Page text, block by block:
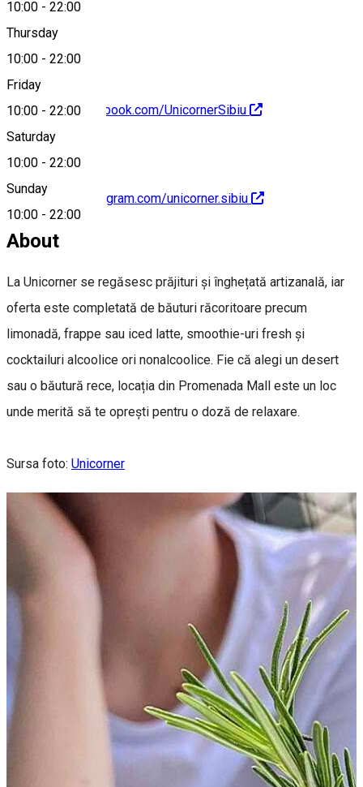
10:00 - 22:00
Thursday
10:00 - 22:00
Friday
10:00 - 22:00
Saturday
10:00 - 22:00
Sunday
10:00 - 22:00
https://www.facebook.com/UnicornerSibiu
https://www.instagram.com/unicorner.sibiu
About
La Unicorner se regăsesc prăjituri și înghețată artizanală, iar
oferta este completată de băuturi răcoritoare precum
limonadă, frappe sau iced latte, smoothie-uri fresh și
cocktailuri alcoolice ori nonalcoolice. Fie că alegi un desert
sau o băutură rece, locația din Promenada Mall este un loc
unde merită să te oprești pentru o doză de relaxare.
Sursa foto: Unicorner